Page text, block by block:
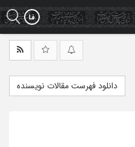
دانلود فهرست مقالات نویسنده